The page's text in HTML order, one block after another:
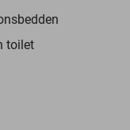
toilet